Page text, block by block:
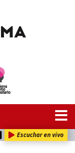
Escuchar en vivo